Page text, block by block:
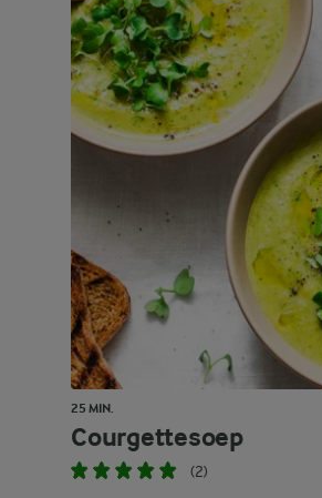
25 MIN.
Courgettesoep
(2)